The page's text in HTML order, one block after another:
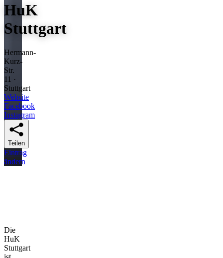
HuK
Stuttgart
Hermann-
Kurz-
Str.
11 ·
Stuttgart
Website
Facebook
Instagram
Teilen
Eintrag
ändern
Die
HuK
Stuttgart